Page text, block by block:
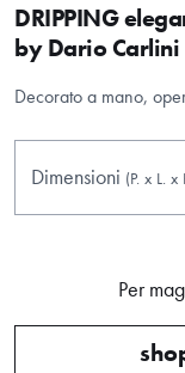
DRIPPING
by Dario Carlini
Decorato a mano,
Dimensioni (P. x L. x
Per